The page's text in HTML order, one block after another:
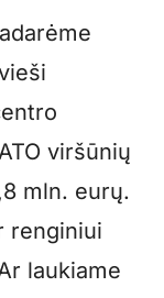
viršūnių
mln. eurų.
renginiui
laukiame